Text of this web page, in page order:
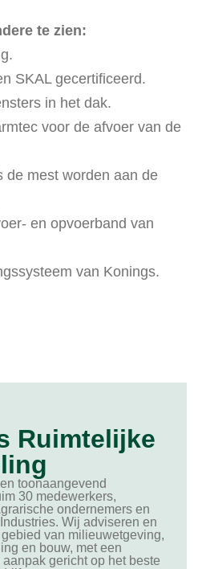
te zien:
SKAL gecertificeerd.
in het dak.
voor de afvoer van de
de mest worden aan de
en opvoerband van
van Konings.
Ruimtelijke
toonaangevend
30 medewerkers,
ondernemers en
Wij adviseren en
van milieuwetgeving,
en bouw, met een
gericht op het beste